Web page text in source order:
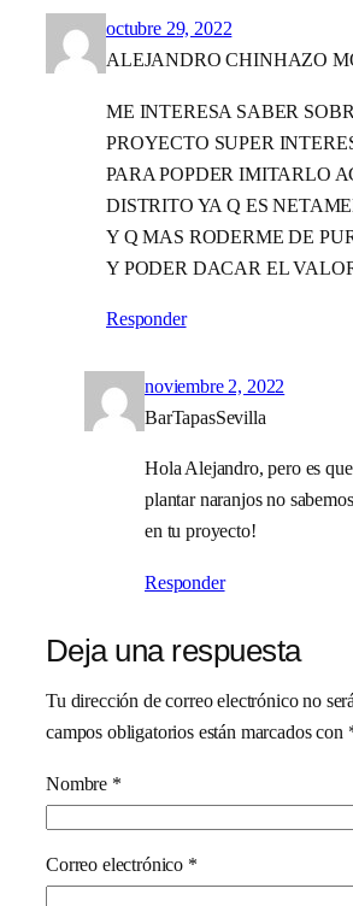
octubre 29, 2022
ALEJANDRO CHINHAZO
ME INTERESA SABER
PROYECTO SUPER
PARA POPDER IMITARLO
DISTRITO YA Q ES
Y Q MAS RODERME DE
Y PODER DACAR EL
Responder
noviembre 2, 2022
BarTapasSevilla
Hola Alejandro, pero es
plantar naranjos no
en tu proyecto!
Responder
Deja una respuesta
Tu dirección de correo electrónico no
campos obligatorios están marcados con
Nombre *
Correo electrónico *